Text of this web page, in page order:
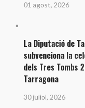
01 agost, 2026
La Diputació de
subvenciona la
dels Tres Tombs
Tarragona
30 juliol, 2026